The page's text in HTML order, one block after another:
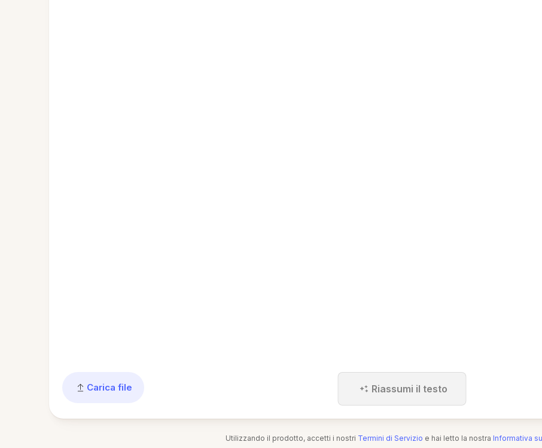
Carica file Riassumi il testo
Utilizzando il prodotto, accetti i nostri Termini di Servizio e hai letto la nostra Informativa